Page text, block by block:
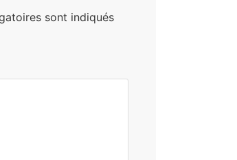
sont indiqués